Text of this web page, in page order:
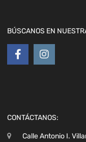
BÚSCANOS EN
CONTÁCTANOS:
Calle Antonio I.